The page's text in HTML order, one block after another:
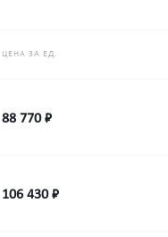
ЦЕНА ЗА ЕД.
88 770 ₽
106 430 ₽